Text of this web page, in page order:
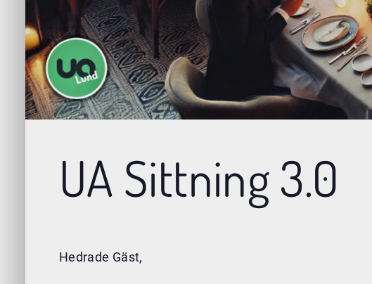
UA Sittning 3.0
Hedrade Gäst,